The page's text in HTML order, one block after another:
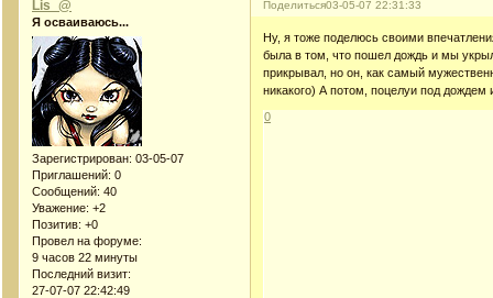
Поделиться03-05-07 22:31:33
Lis_@
Я осваиваюсь...
Зарегистрирован: 03-05-07
Приглашений: 0
Сообщений: 40
Уважение: +2
Позитив: +0
Провел на форуме:
9 часов 22 минуты
Последний визит:
27-07-07 22:42:49
Ну, я тоже поделюсь своими
была в том, что пошел дождь и мы
прикрывал, но он, как самый
никакого) А потом, поцелуи под
0